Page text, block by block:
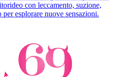
con leccamento, suzione,
esplorare nuove sensazioni.